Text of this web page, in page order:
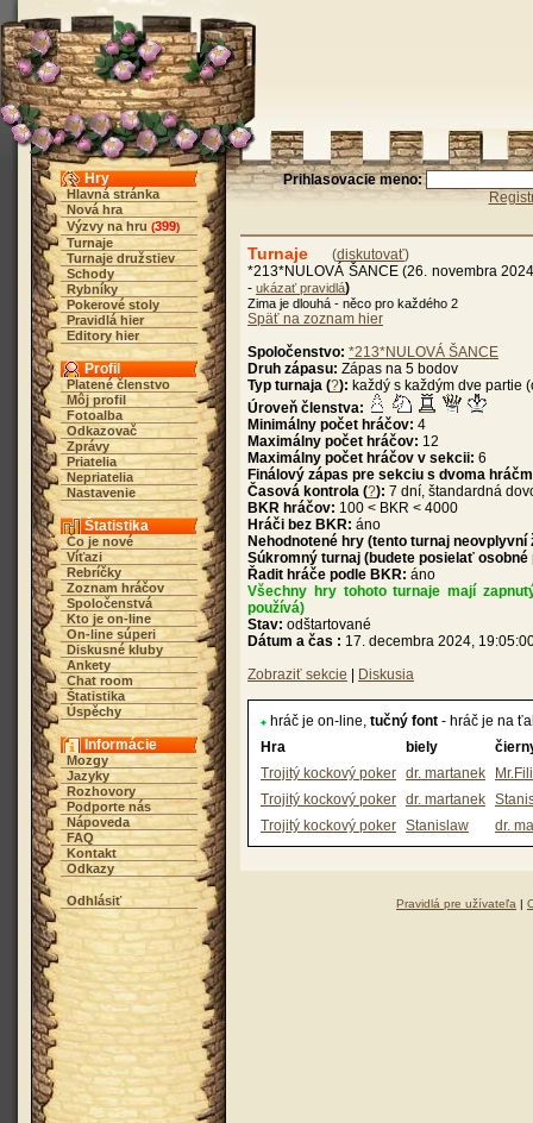
Hry
Hlavná stránka
Nová hra
Výzvy na hru (399)
Turnaje
Turnaje družstiev
Schody
Rybníky
Pokerové stoly
Pravidlá hier
Editory hier
Profil
Platené členstvo
Môj profil
Fotoalba
Odkazovač
Zprávy
Priatelia
Nepriatelia
Nastavenie
Štatistika
Čo je nové
Víťazi
Rebríčky
Zoznam hráčov
Spoločenstvá
Kto je on-line
On-line súperi
Diskusné kluby
Ankety
Chat room
Štatistika
Úspěchy
Informácie
Mozgy
Jazyky
Rozhovory
Podporte nás
Nápoveda
FAQ
Kontakt
Odkazy
Odhlásiť
Prihlasovacie meno:
Turnaje (diskutovať)
*213*NULOVÁ ŠANCE (26. novembra
- ukázať pravidlá)
Zima je dlouhá - něco pro každého 2
Späť na zoznam hier
Spoločenstvo: *213*NULOVÁ ŠANCE
Druh zápasu: Zápas na 5 bodov
Typ turnaja (?): každý s každým dve partie
Úroveň členstva:
Minimálny počet hráčov: 4
Maximálny počet hráčov: 12
Maximálny počet hráčov v sekcii: 6
Finálový zápas pre sekciu s dvoma
Časová kontrola (?): 7 dní, štandardná
BKR hráčov: 100 < BKR < 4000
Hráči bez BKR: áno
Nehodnotené hry (tento turnaj neovplyvní
Súkromný turnaj (budete posielať osobné
Řadit hráče podle BKR: áno
Všechny hry tohoto turnaje mají
používá)
Stav: odštartované
Dátum a čas : 17. decembra 2024,
Zobraziť sekcie
Diskusia
hráč je on-line, tučný font - hráč je na
Hra
biely
Trojitý kockový poker dr. martanek
Trojitý kockový poker dr. martanek
Trojitý kockový poker Stanislaw dr.
Pravidlá pre užívateľa |